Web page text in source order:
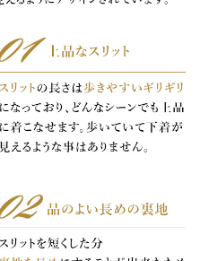
主役ラップロングドレス」